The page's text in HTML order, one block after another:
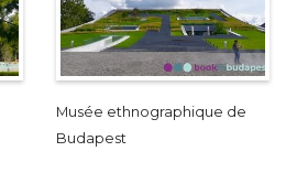
Musée ethnographique de
Budapest